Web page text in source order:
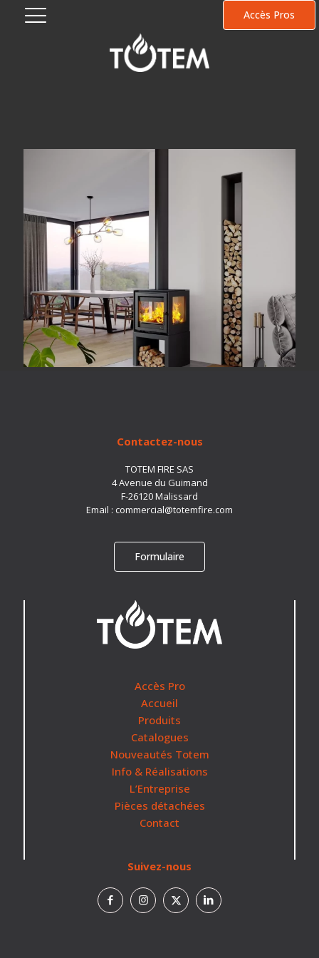
Accès Pros
Peaceful place
Accueil Peaceful place
Contactez-nous
TOTEM FIRE SAS
4 Avenue du Guimand
F-26120 Malissard
Email : commercial@totemfire.com
Formulaire
Accès Pro
Accueil
Produits
Catalogues
Nouveautés Totem
Info & Réalisations
L’Entreprise
Pièces détachées
Contact
Suivez-nous